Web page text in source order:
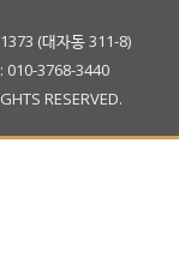
(대자동 311-8)
010-3768-3440
RESERVED.